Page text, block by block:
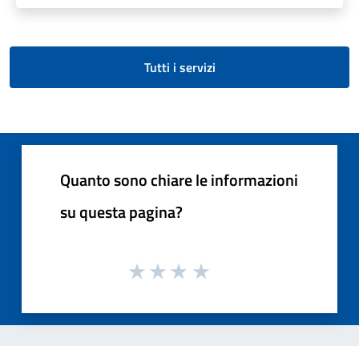
Tutti i servizi
Quanto sono chiare le informazioni
su questa pagina?